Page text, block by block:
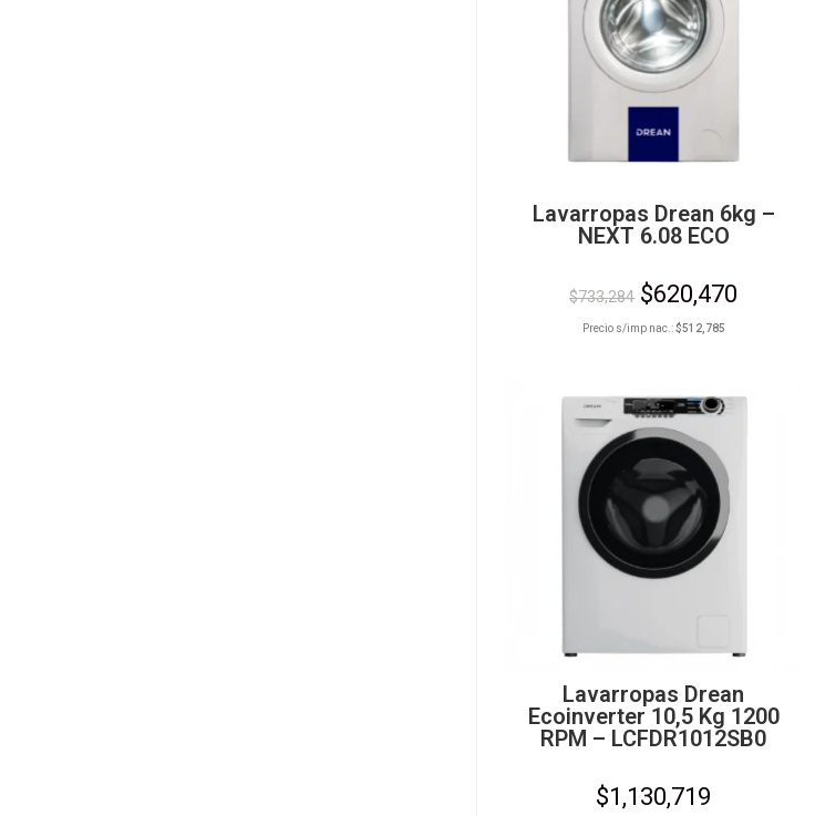
Lavarropas Drean 6kg –
NEXT 6.08 ECO
$733,284 $620,470
Precio s/imp nac.:$512,785
Lavarropas Drean
Ecoinverter 10,5 Kg 1200
RPM – LCFDR1012SB0
$1,130,719